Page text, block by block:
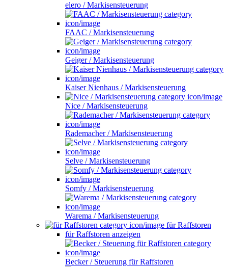
elero / Markisensteuerung
FAAC / Markisensteuerung
Geiger / Markisensteuerung
Kaiser Nienhaus / Markisensteuerung
Nice / Markisensteuerung
Rademacher / Markisensteuerung
Selve / Markisensteuerung
Somfy / Markisensteuerung
Warema / Markisensteuerung
für Raffstoren
für Raffstoren anzeigen
Becker / Steuerung für Raffstoren